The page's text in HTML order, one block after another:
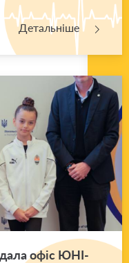
Детальніше
офіс ЮНІ­